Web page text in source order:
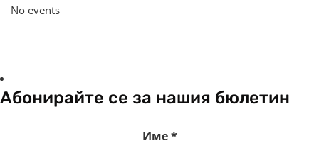
No events
Абонирайте се за нашия бюлетин
Име*